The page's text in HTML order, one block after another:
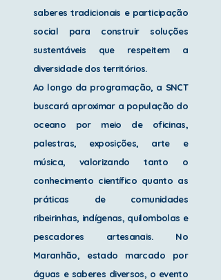
saberes tradicionais e participação
social para construir soluções
sustentáveis que respeitem a
diversidade dos territórios.
Ao longo da programação, a SNCT
buscará aproximar a população do
oceano por meio de oficinas,
palestras, exposições, arte e
música, valorizando tanto o
conhecimento científico quanto as
práticas de comunidades
ribeirinhas, indígenas, quilombolas e
pescadores artesanais. No
Maranhão, estado marcado por
águas e saberes diversos, o evento